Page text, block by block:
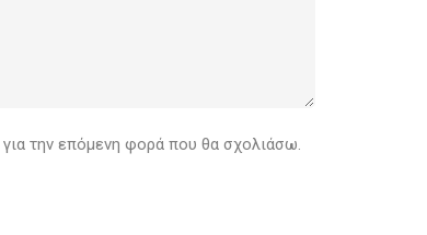
την επόμενη φορά που θα σχολιάσω.